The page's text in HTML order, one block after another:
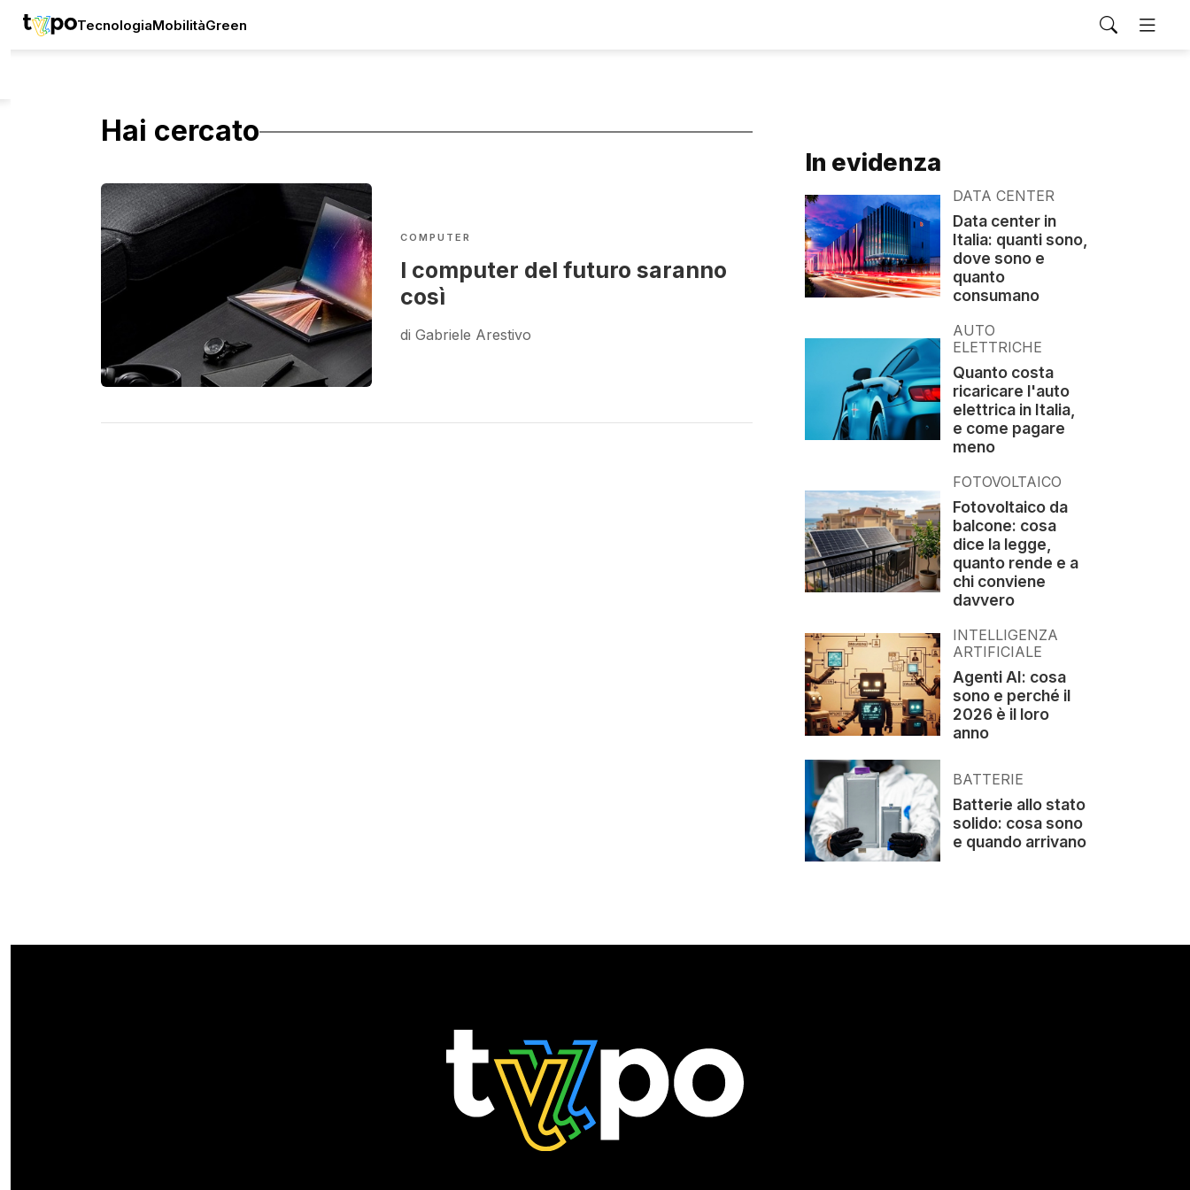
TecnologiaMobilitàGreen
Hai cercato
COMPUTER
I computer del futuro saranno
così
di Gabriele Arestivo
In evidenza
DATA CENTER
Data center in
Italia: quanti sono,
dove sono e
quanto
consumano
AUTO
ELETTRICHE
Quanto costa
ricaricare l'auto
elettrica in Italia,
e come pagare
meno
FOTOVOLTAICO
Fotovoltaico da
balcone: cosa
dice la legge,
quanto rende e a
chi conviene
davvero
INTELLIGENZA
ARTIFICIALE
Agenti AI: cosa
sono e perché il
2026 è il loro
anno
BATTERIE
Batterie allo stato
solido: cosa sono
e quando arrivano